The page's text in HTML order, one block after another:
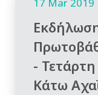
17 Mar 2019
-
Κάτω